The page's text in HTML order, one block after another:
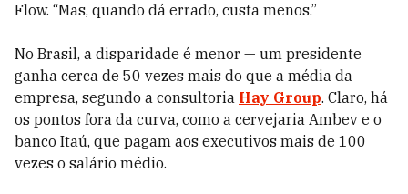
Flow. “Mas, quando dá errado, custa menos.”
No Brasil, a disparidade é menor — um presidente
ganha cerca de 50 vezes mais do que a média da
empresa, segundo a consultoria Hay Group. Claro, há
os pontos fora da curva, como a cervejaria Ambev e o
banco Itaú, que pagam aos executivos mais de 100
vezes o salário médio.